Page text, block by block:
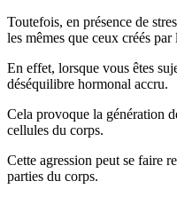
Toutefois, en présence de
les mêmes que ceux créés
En effet, lorsque vous êtes
déséquilibre hormonal accru.
Cela provoque la génération
cellules du corps.
Cette agression peut se faire
parties du corps.